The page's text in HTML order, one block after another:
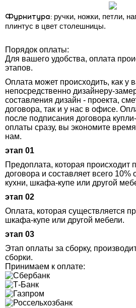
Фурнитура: ручки, ножки, петли,
плинтус в цвет столешницы.
Порядок оплаты:
Для вашего удобства, оплата
этапов.
Оплата может происходить, как у
непосредственно дизайнеру-
составления дизайн - проекта,
договора, так и у нас в офисе.
после подписания договора
оплаты сразу, вы экономите
нам.
этап 01
Предоплата, которая происходит
договора и составляет всего 10%
кухни, шкафа-купе или другой
этап 02
Оплата, которая существляется
шкафа-купе или другой мебели.
этап 03
Этап оплаты за сборку,
сборки.
Принимаем к оплате: